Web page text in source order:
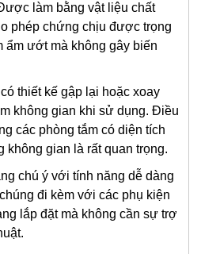
làm bằng vật liệu chất
phép chứng chịu được trọng
ẩm ướt mà không gây biến
thiết kế gập lại hoặc xoay
không gian khi sử dụng. Điều
các phòng tắm có diện tích
không gian là rất quan trọng.
chú ý với tính năng dễ dàng
đi kèm với các phụ kiện
lắp đặt mà không cần sự trợ